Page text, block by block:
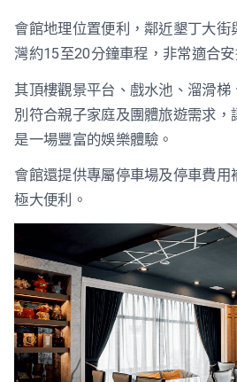
會館地理位置便利，鄰近墾丁大
灣約15至20分鐘車程，非常適合
其頂樓觀景平台、戲水池、溜滑
別符合親子家庭及團體旅遊需求
是一場豐富的娛樂體驗。
會館還提供專屬停車場及停車費
極大便利。